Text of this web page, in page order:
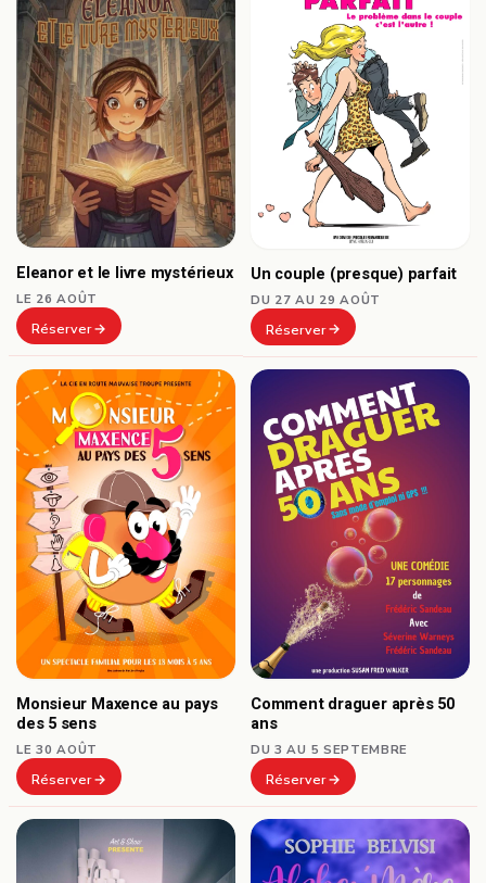
Eleanor et le livre mystérieux
LE 26 AOÛT
Réserver
Un couple (presque) parfait
DU 27 AU 29 AOÛT
Réserver
Monsieur Maxence au pays
des 5 sens
LE 30 AOÛT
Réserver
Comment draguer après 50
ans
DU 3 AU 5 SEPTEMBRE
Réserver